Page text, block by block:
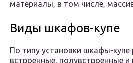
материалы, в том числе,
Виды шкафов-купе
По типу установки шкафы-
встроенные, полувстроенные